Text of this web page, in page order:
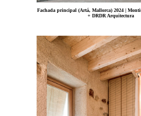
Fachada principal (Artá, Mallorca) 2024 |
+ DRDR Arquitectura